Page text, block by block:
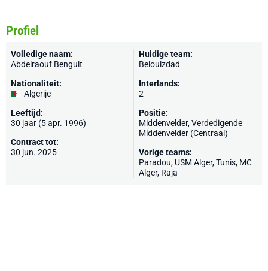
Profiel
Volledige naam:
Abdelraouf Benguit
Nationaliteit:
Algerije
Leeftijd:
30 jaar (5 apr. 1996)
Contract tot:
30 jun. 2025
Huidige team:
Belouizdad
Interlands:
2
Positie:
Middenvelder, Verdedigende
Middenvelder (Centraal)
Vorige teams:
Paradou, USM Alger, Tunis, MC
Alger, Raja